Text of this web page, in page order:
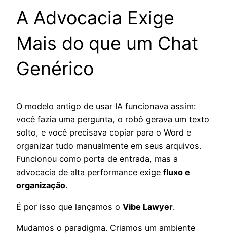
A Advocacia Exige
Mais do que um Chat
Genérico
O modelo antigo de usar IA funcionava assim:
você fazia uma pergunta, o robô gerava um texto
solto, e você precisava copiar para o Word e
organizar tudo manualmente em seus arquivos.
Funcionou como porta de entrada, mas a
advocacia de alta performance exige fluxo e
organização.
É por isso que lançamos o Vibe Lawyer.
Mudamos o paradigma. Criamos um ambiente